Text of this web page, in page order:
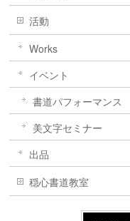
活動
Works
イベント
書道パフォーマンス
美文字セミナー
出品
穏心書道教室